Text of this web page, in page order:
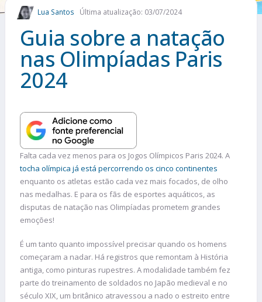
MAIS ESPORTES
Lua Santos Última atualização: 03/07/2024
Guia sobre a natação
nas Olimpíadas Paris
2024
Falta cada vez menos para os Jogos Olímpicos Paris 2024. A
tocha olímpica já está percorrendo os cinco continentes
enquanto os atletas estão cada vez mais focados, de olho
nas medalhas. E para os fãs de esportes aquáticos, as
disputas de natação nas Olimpíadas prometem grandes
emoções!
É um tanto quanto impossível precisar quando os homens
começaram a nadar. Há registros que remontam à História
antiga, como pinturas rupestres. A modalidade também fez
parte do treinamento de soldados no Japão medieval e no
século XIX, um britânico atravessou a nado o estreito entre